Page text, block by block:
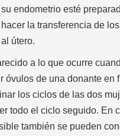
su endometrio esté
hacer la transferencia de
al útero.
a lo que ocurre
óvulos de una donante en
los ciclos de las dos
todo el ciclo seguido. En
también se pueden